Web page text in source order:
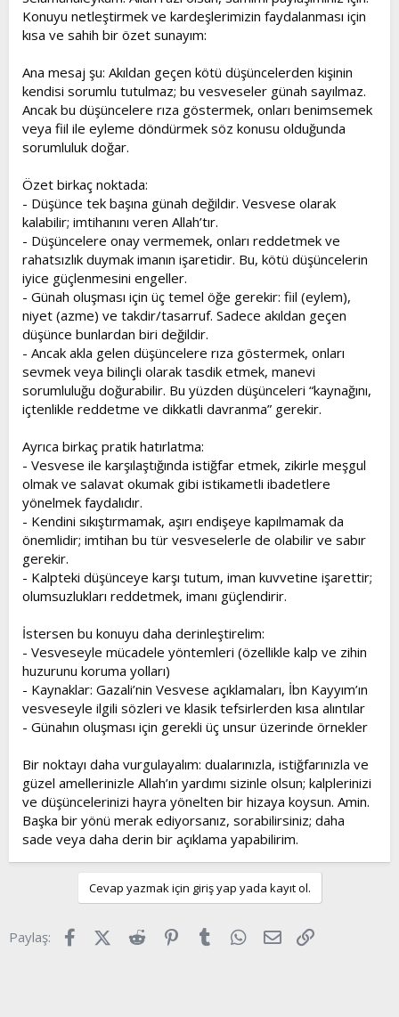
Konuyu netleştirmek ve kardeşlerimizin faydalanması için
kısa ve sahih bir özet sunayım:
Ana mesaj şu: Akıldan geçen kötü düşüncelerden kişinin
kendisi sorumlu tutulmaz; bu vesveseler günah sayılmaz.
Ancak bu düşüncelere rıza göstermek, onları benimsemek
veya fiil ile eyleme döndürmek söz konusu olduğunda
sorumluluk doğar.
Özet birkaç noktada:
- Düşünce tek başına günah değildir. Vesvese olarak
kalabilir; imtihanını veren Allah’tır.
- Düşüncelere onay vermemek, onları reddetmek ve
rahatsızlık duymak imanın işaretidir. Bu, kötü düşüncelerin
iyice güçlenmesini engeller.
- Günah oluşması için üç temel öğe gerekir: fiil (eylem),
niyet (azme) ve takdir/tasarruf. Sadece akıldan geçen
düşünce bunlardan biri değildir.
- Ancak akla gelen düşüncelere rıza göstermek, onları
sevmek veya bilinçli olarak tasdik etmek, manevi
sorumluluğu doğurabilir. Bu yüzden düşünceleri “kaynağını,
içtenlikle reddetme ve dikkatli davranma” gerekir.
Ayrıca birkaç pratik hatırlatma:
- Vesvese ile karşılaştığında istiğfar etmek, zikirle meşgul
olmak ve salavat okumak gibi istikametli ibadetlere
yönelmek faydalıdır.
- Kendini sıkıştırmamak, aşırı endişeye kapılmamak da
önemlidir; imtihan bu tür vesveselerle de olabilir ve sabır
gerekir.
- Kalpteki düşünceye karşı tutum, iman kuvvetine işarettir;
olumsuzlukları reddetmek, imanı güçlendirir.
İstersen bu konuyu daha derinleştirelim:
- Vesveseyle mücadele yöntemleri (özellikle kalp ve zihin
huzurunu koruma yolları)
- Kaynaklar: Gazali’nin Vesvese açıklamaları, İbn Kayyım’ın
vesveseyle ilgili sözleri ve klasik tefsirlerden kısa alıntılar
- Günahın oluşması için gerekli üç unsur üzerinde örnekler
Bir noktayı daha vurgulayalım: dualarınızla, istiğfarınızla ve
güzel amellerinizle Allah’ın yardımı sizinle olsun; kalplerinizi
ve düşüncelerinizi hayra yönelten bir hizaya koysun. Amin.
Başka bir yönü merak ediyorsanız, sorabilirsiniz; daha
sade veya daha derin bir açıklama yapabilirim.
Cevap yazmak için giriş yap yada kayıt ol.
Paylaş: FacebookX (Twitter)
Reddit Pinterest
Tumblr WhatsApp
E-posta